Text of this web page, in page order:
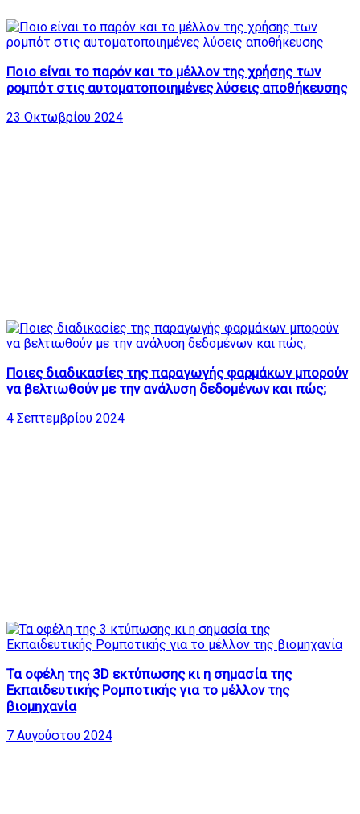
Ποιο είναι το παρόν και το μέλλον της χρήσης των
ρομπότ στις αυτοματοποιημένες λύσεις αποθήκευσης
23 Οκτωβρίου 2024
Ποιες διαδικασίες της παραγωγής φαρμάκων μπορούν
να βελτιωθούν με την ανάλυση δεδομένων και πώς;
4 Σεπτεμβρίου 2024
Τα οφέλη της 3D εκτύπωσης κι η σημασία της
Εκπαιδευτικής Ρομποτικής για το μέλλον της
βιομηχανία
7 Αυγούστου 2024